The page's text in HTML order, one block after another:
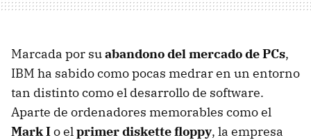
Marcada por suabandono del mercado de PCs,
IBM ha sabido como pocas medrar en un entorno
tan distinto como el desarrollo de software.
Aparte de ordenadores memorables como el
Mark Io elprimer diskette floppy, la empresa